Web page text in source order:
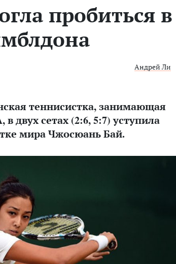
пробиться в
Андрей Ли
теннисистка, занимающая
в двух сетах (2:6, 5:7) уступила
мира Чжосюань Бай.